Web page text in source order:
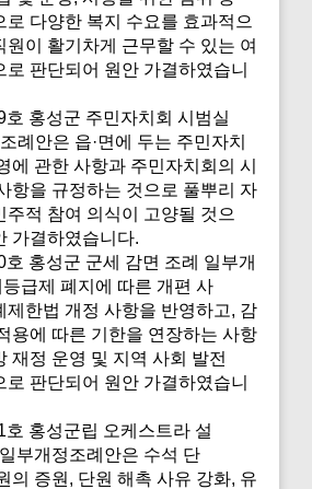
로 다양한 복지 수요를 효과적으
원이 활기차게 근무할 수 있는 여
로 판단되어 원안 가결하였습니
호 홍성군 주민자치회 시범실
례안은 읍·면에 두는 주민자치
에 관한 사항과 주민자치회의 시
항을 규정하는 것으로 풀뿌리 자
주적 참여 의식이 고양될 것으
가결하였습니다.
홍성군 군세 감면 조례 일부개
급제 폐지에 따른 개편 사
제한법 개정 사항을 반영하고, 감
용에 따른 기한을 연장하는 사항
재정 운영 및 지역 사회 발전
로 판단되어 원안 가결하였습니
호 홍성군립 오케스트라 설
부개정조례안은 수석 단
의 증원, 단원 해촉 사유 강화, 유